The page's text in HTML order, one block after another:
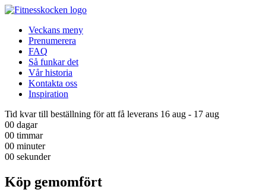
Veckans meny
Prenumerera
FAQ
Så funkar det
Vår historia
Kontakta oss
Inspiration
Tid kvar till beställning för att få leverans 16 aug - 17 aug
00 dagar
00 timmar
00 minuter
00 sekunder
Köp gemomfört